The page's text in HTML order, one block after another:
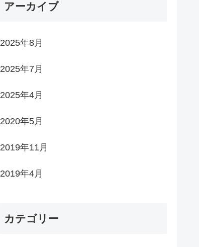
アーカイブ
2025年8月
2025年7月
2025年4月
2020年5月
2019年11月
2019年4月
カテゴリー